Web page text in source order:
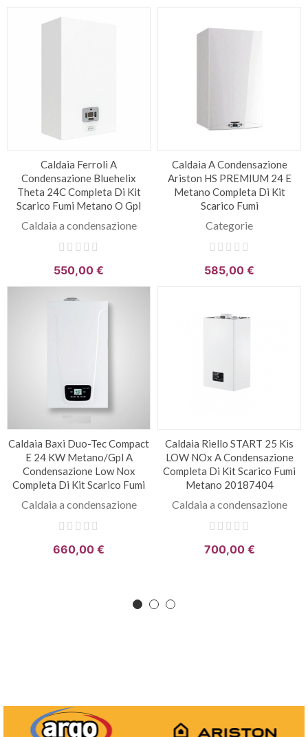
Caldaia Ferroli A
Condensazione Bluehelix
Theta 24C Completa Di Kit
Scarico Fumi Metano O Gpl
Caldaia a condensazione
550,00 €
Caldaia Baxi Duo-Tec Compact
E 24 KW Metano/Gpl A
Condensazione Low Nox
Completa Di Kit Scarico Fumi
Caldaia a condensazione
660,00 €
Caldaia A Condensazione
Ariston HS PREMIUM 24 E
Metano Completa Di Kit
Scarico Fumi
Categorie
585,00 €
Caldaia Riello START 25 Kis
LOW NOx A Condensazione
Completa Di Kit Scarico Fumi
Metano 20187404
Caldaia a condensazione
700,00 €